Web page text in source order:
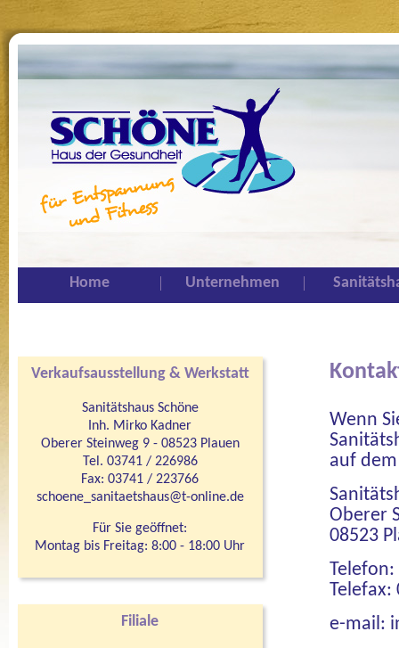
Home Unternehmen
Verkaufsausstellung & Werkstatt
Sanitätshaus Schöne
Inh. Mirko Kadner
Oberer Steinweg 9 - 08523 Plauen
Tel. 03741 / 226986
Fax: 03741 / 223766
schoene_sanitaetshaus@t-online.de
Für Sie geöffnet:
Montag bis Freitag: 8:00 - 18:00 Uhr
Filiale
Wenn
auf
Oberer
08523
e-mail: